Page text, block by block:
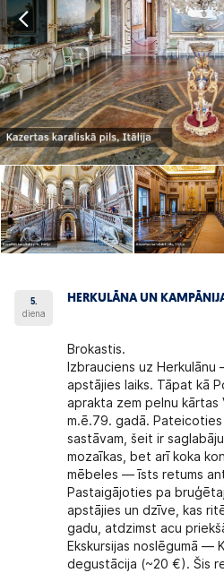
5.
diena
HERKULĀNA UN
Brokastis.
Izbrauciens uz
apstājies laiks. Tāpat kā
aprakta zem pelnu kārtas
m.ē.79. gadā. Pateicoties
sastāvam, šeit ir
mozaīkas, bet arī koka
mēbeles — īsts retums
Pastaigājoties pa
apstājies un dzīve, kas
gadu, atdzimst acu
Ekskursijas noslēgumā —
degustācija (~20 €). Šis